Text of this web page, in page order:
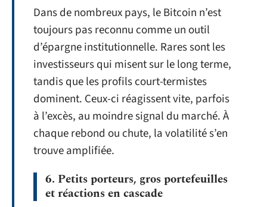
Dans de nombreux pays, le Bitcoin n’est
toujours pas reconnu comme un outil
d’épargne institutionnelle. Rares sont les
investisseurs qui misent sur le long terme,
tandis que les profils court-termistes
dominent. Ceux-ci réagissent vite, parfois
à l’excès, au moindre signal du marché. À
chaque rebond ou chute, la volatilité s’en
trouve amplifiée.
6. Petits porteurs, gros portefeuilles
et réactions en cascade